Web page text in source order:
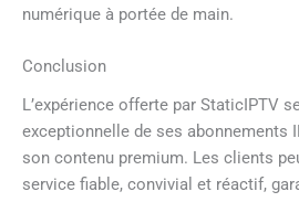
numérique à portée de main.
Conclusion
L’expérience offerte par StaticIPTV
exceptionnelle de ses abonnements
son contenu premium. Les clients
service fiable, convivial et réactif,